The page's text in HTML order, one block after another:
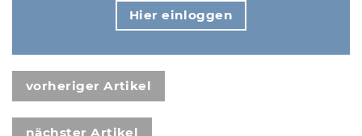
Hier einloggen
vorheriger Artikel
nächster Artikel